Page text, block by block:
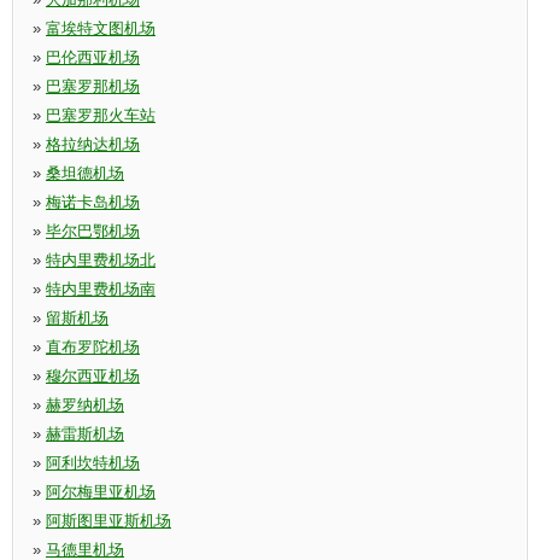
» 富埃特文图机场
» 巴伦西亚机场
» 巴塞罗那机场
» 巴塞罗那火车站
» 格拉纳达机场
» 桑坦德机场
» 梅诺卡岛机场
» 毕尔巴鄂机场
» 特内里费机场北
» 特内里费机场南
» 留斯机场
» 直布罗陀机场
» 穆尔西亚机场
» 赫罗纳机场
» 赫雷斯机场
» 阿利坎特机场
» 阿尔梅里亚机场
» 阿斯图里亚斯机场
» 马德里机场